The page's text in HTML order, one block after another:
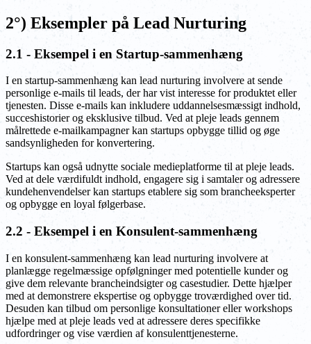
2°) Eksempler på Lead Nurturing
2.1 - Eksempel i en Startup-sammenhæng
I en startup-sammenhæng kan lead nurturing involvere at sende
personlige e-mails til leads, der har vist interesse for produktet eller
tjenesten. Disse e-mails kan inkludere uddannelsesmæssigt indhold,
succeshistorier og eksklusive tilbud. Ved at pleje leads gennem
målrettede e-mailkampagner kan startups opbygge tillid og øge
sandsynligheden for konvertering.
Startups kan også udnytte sociale medieplatforme til at pleje leads.
Ved at dele værdifuldt indhold, engagere sig i samtaler og adressere
kundehenvendelser kan startups etablere sig som brancheeksperter
og opbygge en loyal følgerbase.
2.2 - Eksempel i en Konsulent-sammenhæng
I en konsulent-sammenhæng kan lead nurturing involvere at
planlægge regelmæssige opfølgninger med potentielle kunder og
give dem relevante brancheindsigter og casestudier. Dette hjælper
med at demonstrere ekspertise og opbygge troværdighed over tid.
Desuden kan tilbud om personlige konsultationer eller workshops
hjælpe med at pleje leads ved at adressere deres specifikke
udfordringer og vise værdien af konsulenttjenesterne.